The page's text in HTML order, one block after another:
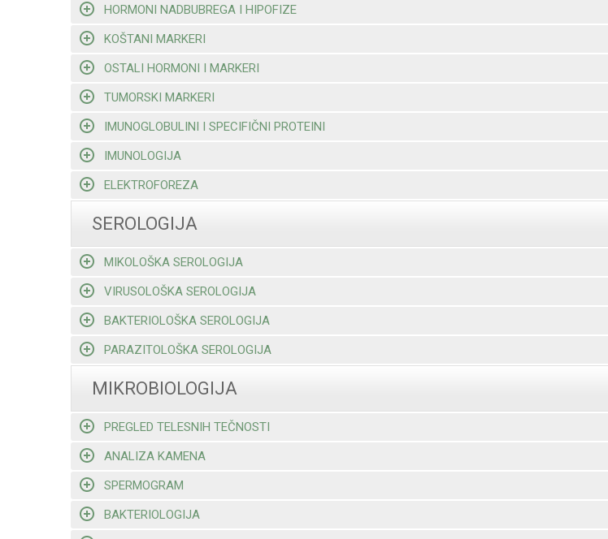
HORMONI NADBUBREGA I HIPOFIZE
KOŠTANI MARKERI
OSTALI HORMONI I MARKERI
TUMORSKI MARKERI
IMUNOGLOBULINI I SPECIFIČNI PROTEINI
IMUNOLOGIJA
ELEKTROFOREZA
SEROLOGIJA
MIKOLOŠKA SEROLOGIJA
VIRUSOLOŠKA SEROLOGIJA
BAKTERIOLOŠKA SEROLOGIJA
PARAZITOLOŠKA SEROLOGIJA
MIKROBIOLOGIJA
PREGLED TELESNIH TEČNOSTI
ANALIZA KAMENA
SPERMOGRAM
BAKTERIOLOGIJA